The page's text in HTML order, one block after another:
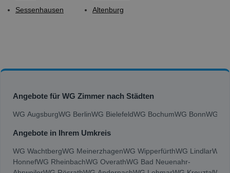
Sessenhausen
Altenburg
Angebote für WG Zimmer nach Städten
WG AugsburgWG BerlinWG BielefeldWG BochumWG BonnWG
Angebote in Ihrem Umkreis
WG WachtbergWG MeinerzhagenWG WipperfürthWG LindlarWG
HonnefWG RheinbachWG OverathWG Bad Neuenahr-